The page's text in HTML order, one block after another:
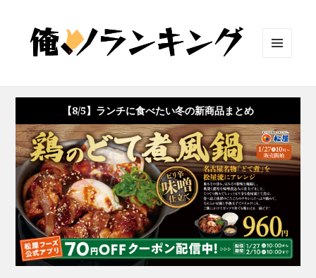
ット
【8/5】ランチに食べたい冬の新商品まとめ